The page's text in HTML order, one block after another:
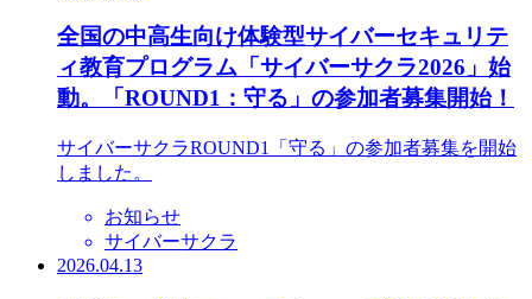
全国の中高生向け体験型サイバーセキュリテ
ィ教育プログラム「サイバーサクラ2026」始
動。「ROUND1：守る」の参加者募集開始！
サイバーサクラROUND1「守る」の参加者募集を開始
しました。
お知らせ
サイバーサクラ
2026.04.13